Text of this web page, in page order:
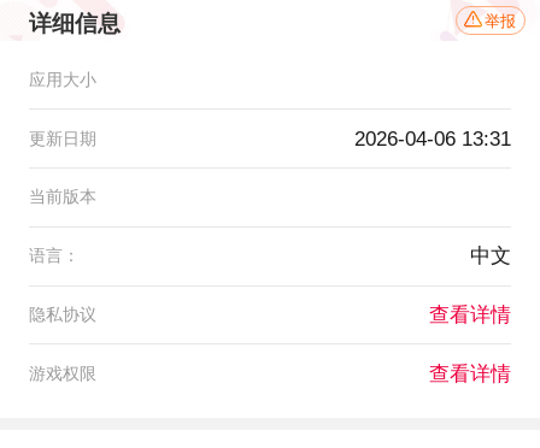
详细信息 举报
应用大小
更新日期 2026-04-06 13:31
当前版本
语言： 中文
隐私协议 查看详情
游戏权限 查看详情